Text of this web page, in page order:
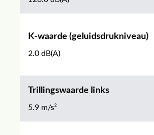
K-waarde (geluidsdrukniveau)
2.0 dB(A)
Trillingswaarde links
5.9 m/s²